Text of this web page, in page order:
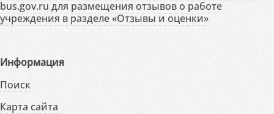
bus.gov.ru для размещения отзывов о работе
учреждения в разделе «Отзывы и оценки»
Информация
Поиск
Карта сайта